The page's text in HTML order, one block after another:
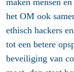
maken mensen
het OM ook
ethisch hackers
tot een betere
beveiliging van